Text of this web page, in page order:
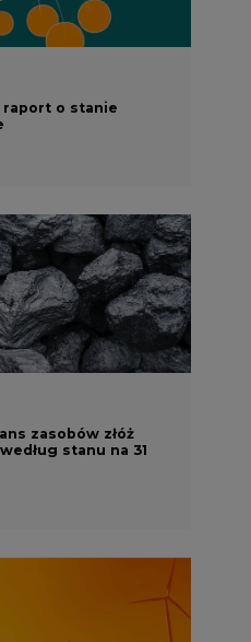
raport o stanie
zasobów złóż
stanu na 31